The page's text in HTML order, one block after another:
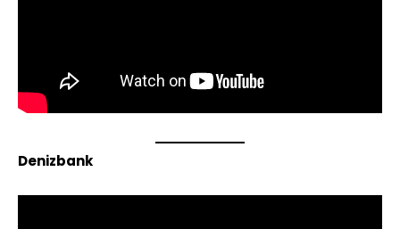
Denizbank